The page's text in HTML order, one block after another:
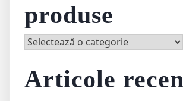
produse
Articole